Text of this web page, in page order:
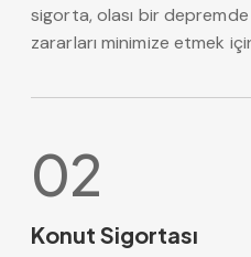
sigorta, olası bir
zararları minimize etmek
02
Konut Sigortası